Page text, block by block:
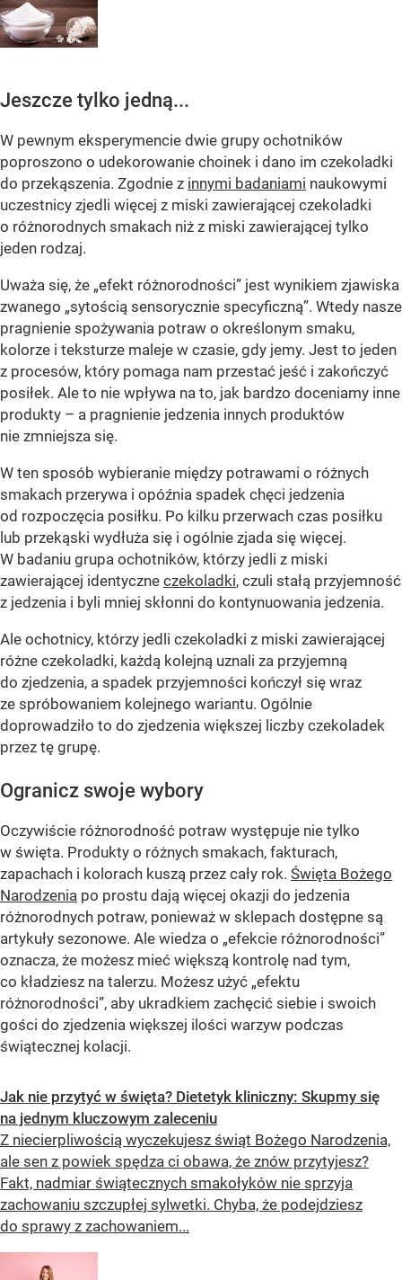
Jeszcze tylko jedną...
W pewnym eksperymencie dwie grupy ochotników
poproszono o udekorowanie choinek i dano im czekoladki
do przekąszenia. Zgodnie z innymi badaniami naukowymi
uczestnicy zjedli więcej z miski zawierającej czekoladki
o różnorodnych smakach niż z miski zawierającej tylko
jeden rodzaj.
Uważa się, że „efekt różnorodności” jest wynikiem zjawiska
zwanego „sytością sensorycznie specyficzną”. Wtedy nasze
pragnienie spożywania potraw o określonym smaku,
kolorze i teksturze maleje w czasie, gdy jemy. Jest to jeden
z procesów, który pomaga nam przestać jeść i zakończyć
posiłek. Ale to nie wpływa na to, jak bardzo doceniamy inne
produkty – a pragnienie jedzenia innych produktów
nie zmniejsza się.
W ten sposób wybieranie między potrawami o różnych
smakach przerywa i opóźnia spadek chęci jedzenia
od rozpoczęcia posiłku. Po kilku przerwach czas posiłku
lub przekąski wydłuża się i ogólnie zjada się więcej.
W badaniu grupa ochotników, którzy jedli z miski
zawierającej identyczne czekoladki, czuli stałą przyjemność
z jedzenia i byli mniej skłonni do kontynuowania jedzenia.
Ale ochotnicy, którzy jedli czekoladki z miski zawierającej
różne czekoladki, każdą kolejną uznali za przyjemną
do zjedzenia, a spadek przyjemności kończył się wraz
ze spróbowaniem kolejnego wariantu. Ogólnie
doprowadziło to do zjedzenia większej liczby czekoladek
przez tę grupę.
Ogranicz swoje wybory
Oczywiście różnorodność potraw występuje nie tylko
w święta. Produkty o różnych smakach, fakturach,
zapachach i kolorach kuszą przez cały rok. Święta Bożego
Narodzenia po prostu dają więcej okazji do jedzenia
różnorodnych potraw, ponieważ w sklepach dostępne są
artykuły sezonowe. Ale wiedza o „efekcie różnorodności”
oznacza, że ​​możesz mieć większą kontrolę nad tym,
co kładziesz na talerzu. Możesz użyć „efektu
różnorodności”, aby ukradkiem zachęcić siebie i swoich
gości do zjedzenia większej ilości warzyw podczas
świątecznej kolacji.
Jak nie przytyć w święta? Dietetyk kliniczny: Skupmy się
na jednym kluczowym zaleceniu
Z niecierpliwością wyczekujesz świąt Bożego Narodzenia,
ale sen z powiek spędza ci obawa, że znów przytyjesz?
Fakt, nadmiar świątecznych smakołyków nie sprzyja
zachowaniu szczupłej sylwetki. Chyba, że podejdziesz
do sprawy z zachowaniem...